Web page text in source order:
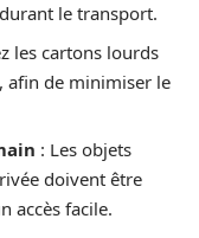
le transport.
les cartons lourds
afin de minimiser le
: Les objets
doivent être
accès facile.